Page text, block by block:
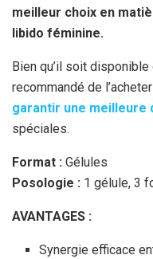
meilleur choix en
libido féminine.
Bien qu’il soit
recommandé de l’acheter
garantir une meilleure
spéciales.
Format : Gélules
Posologie : 1 gélule, 3
AVANTAGES :
Synergie efficace